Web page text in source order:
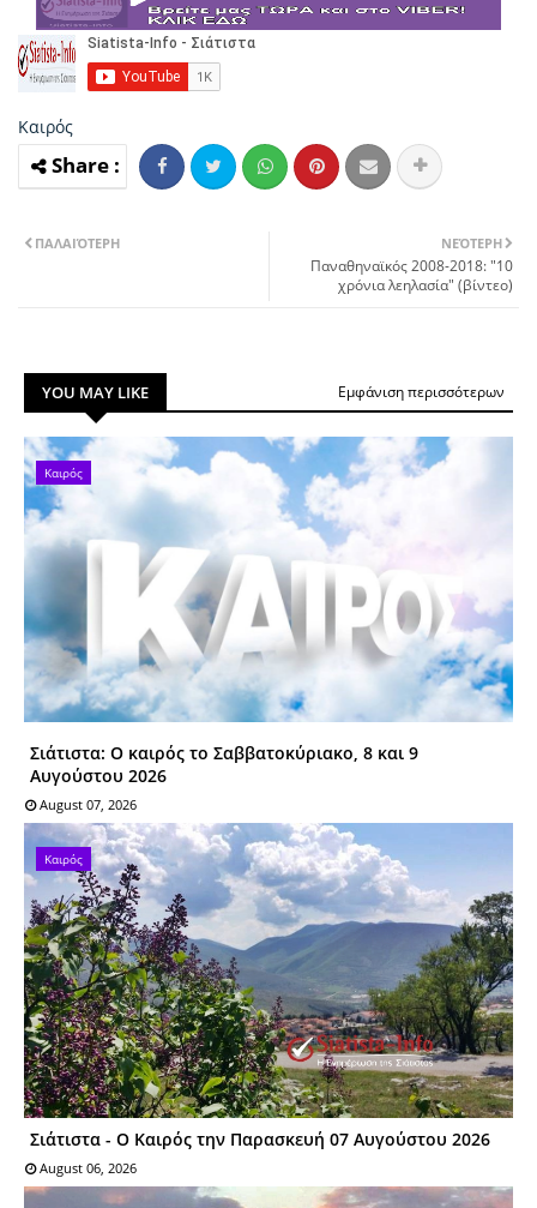
Καιρός
ΝΕΌΤΕΡΗ
Παναθηναϊκός 2008-2018: "10
χρόνια λεηλασία" (βίντεο)
ΠΑΛΑΙΌΤΕΡΗ
YOU MAY LIKE Εμφάνιση περισσότερων
Καιρός
Σιάτιστα: O καιρός το Σαββατοκύριακο, 8 και 9
Αυγούστου 2026
August 07, 2026
Καιρός
Σιάτιστα - Ο Καιρός την Παρασκευή 07 Αυγούστου 2026
August 06, 2026